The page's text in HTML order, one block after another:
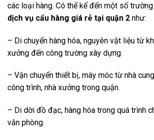
các loại hàng. Có thể kể đến một số
dịch vụ cẩu hàng giá rẻ tại quận 2 như:
– Di chuyển hàng hóa, nguyên vật liệu từ
xưởng đến công trường xây dựng.
– Vận chuyển thiết bị, máy móc từ nhà
công trình, nhà xưởng trong quận.
– Di dời đồ đạc, hàng hóa trong quá trình
văn phòng.